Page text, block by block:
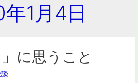
1月4日
」に思うこと